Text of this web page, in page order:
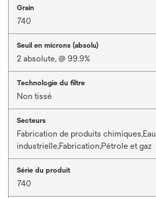
Grain
740
Seuil en microns (absolu)
2 absolute, @ 99.9%
Technologie du filtre
Non tissé
Secteurs
Fabrication de produits chimiques,Eau
industrielle,Fabrication,Pétrole et gaz
Série du produit
740